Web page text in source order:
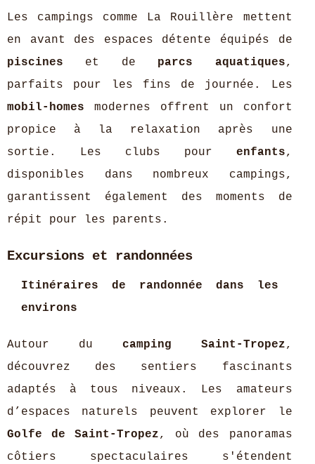
Les campings comme La Rouillère mettent
en avant des espaces détente équipés de
piscines et de parcs aquatiques,
parfaits pour les fins de journée. Les
mobil-homes modernes offrent un confort
propice à la relaxation après une
sortie. Les clubs pour enfants,
disponibles dans nombreux campings,
garantissent également des moments de
répit pour les parents.
Excursions et randonnées
Itinéraires de randonnée dans les
environs
Autour du camping Saint-Tropez,
découvrez des sentiers fascinants
adaptés à tous niveaux. Les amateurs
d’espaces naturels peuvent explorer le
Golfe de Saint-Tropez, où des panoramas
côtiers spectaculaires s'étendent